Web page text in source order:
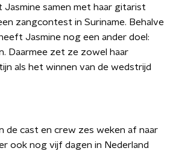
Jasmine samen met haar gitarist
zangcontest in Suriname. Behalve
Jasmine nog een ander doel:
Daarmee zet ze zowel haar
als het winnen van de wedstrijd
de cast en crew zes weken af naar
ook nog vijf dagen in Nederland